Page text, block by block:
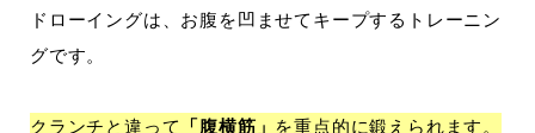
ドローイングは、お腹を凹ませてキープするトレーニン
グです。
クランチと違って 「腹横筋」 を重点的に鍛えられます。